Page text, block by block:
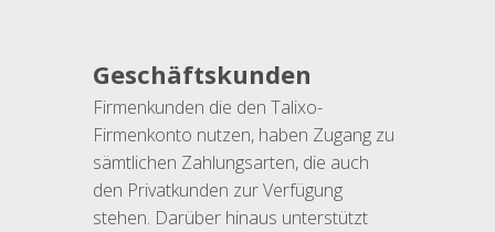
Geschäftskunden
Firmenkunden die den Talixo-
Firmenkonto nutzen, haben Zugang zu
sämtlichen Zahlungsarten, die auch
den Privatkunden zur Verfügung
stehen. Darüber hinaus unterstützt